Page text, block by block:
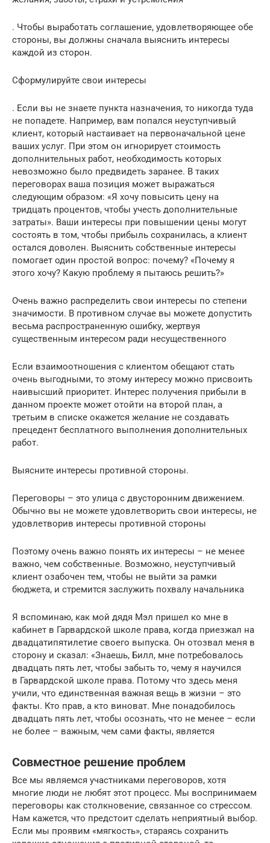
. Чтобы выработать соглашение, удовлетворяющее обе
стороны, вы должны сначала выяснить интересы
каждой из сторон.
Сформулируйте свои интересы
. Если вы не знаете пункта назначения, то никогда туда
не попадете. Например, вам попался неуступчивый
клиент, который настаивает на первоначальной цене
ваших услуг. При этом он игнорирует стоимость
дополнительных работ, необходимость которых
невозможно было предвидеть заранее. В таких
переговорах ваша позиция может выражаться
следующим образом: «Я хочу повысить цену на
тридцать процентов, чтобы учесть дополнительные
затраты». Ваши интересы при повышении цены могут
состоять в том, чтобы прибыль сохранилась, а клиент
остался доволен. Выяснить собственные интересы
помогает один простой вопрос: почему? «Почему я
этого хочу? Какую проблему я пытаюсь решить?»
Очень важно распределить свои интересы по степени
значимости. В противном случае вы можете допустить
весьма распространенную ошибку, жертвуя
существенным интересом ради несущественного
Если взаимоотношения с клиентом обещают стать
очень выгодными, то этому интересу можно присвоить
наивысший приоритет. Интерес получения прибыли в
данном проекте может отойти на второй план, а
третьим в списке окажется желание не создавать
прецедент бесплатного выполнения дополнительных
работ.
Выясните интересы противной стороны.
Переговоры – это улица с двусторонним движением.
Обычно вы не можете удовлетворить свои интересы, не
удовлетворив интересы противной стороны
Поэтому очень важно понять их интересы – не менее
важно, чем собственные. Возможно, неуступчивый
клиент озабочен тем, чтобы не выйти за рамки
бюджета, и стремится заслужить похвалу начальника
Я вспоминаю, как мой дядя Мэл пришел ко мне в
кабинет в Гарвардской школе права, когда приезжал на
двадцатипятилетие своего выпуска. Он отозвал меня в
сторону и сказал: «Знаешь, Билл, мне потребовалось
двадцать пять лет, чтобы забыть то, чему я научился
в Гарвардской школе права. Потому что здесь меня
учили, что единственная важная вещь в жизни – это
факты. Кто прав, а кто виноват. Мне понадобилось
двадцать пять лет, чтобы осознать, что не менее – если
не более – важным, чем сами факты, является
Совместное решение проблем
Все мы являемся участниками переговоров, хотя
многие люди не любят этот процесс. Мы воспринимаем
переговоры как столкновение, связанное со стрессом.
Нам кажется, что предстоит сделать неприятный выбор.
Если мы проявим «мягкость», стараясь сохранить